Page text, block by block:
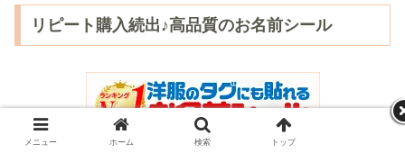
リピート購入続出♪高品質のお名前シール
メニュー ホーム 検索 トップ